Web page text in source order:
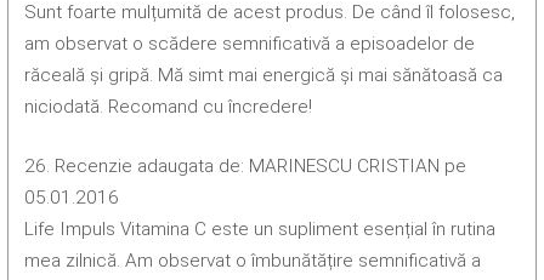
Sunt foarte mulțumită de acest produs. De când îl folosesc,
am observat o scădere semnificativă a episoadelor de
răceală și gripă. Mă simt mai energică și mai sănătoasă ca
niciodată. Recomand cu încredere!
26. Recenzie adaugata de: MARINESCU CRISTIAN pe
05.01.2016
Life Impuls Vitamina C este un supliment esențial în rutina
mea zilnică. Am observat o îmbunătățire semnificativă a